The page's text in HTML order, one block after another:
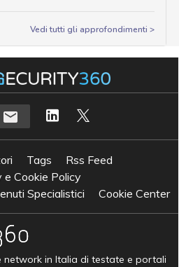
Vedi tutti gli approfondimenti >
Tags
Rss Feed
e Cookie Policy
Specialistici
Cookie Center
network in Italia di testate e portali